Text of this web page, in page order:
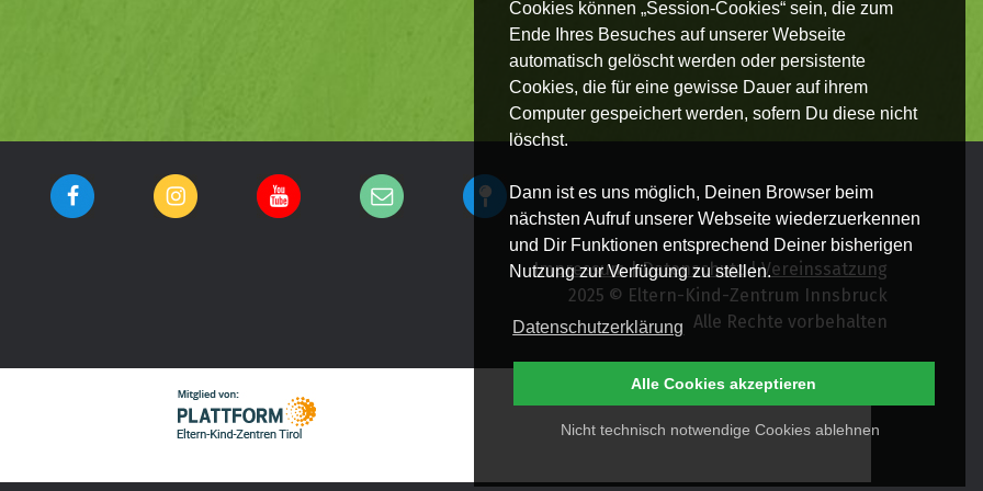
Cookies können „Session-Cookies“ sein, die zum
Ende Ihres Besuches auf unserer Webseite
automatisch gelöscht werden oder persistente
Cookies, die für eine gewisse Dauer auf ihrem
Computer gespeichert werden, sofern Du diese nicht
löschst.
Dann ist es uns möglich, Deinen Browser beim
nächsten Aufruf unserer Webseite wiederzuerkennen
und Dir Funktionen entsprechend Deiner bisherigen
Nutzung zur Verfügung zu stellen.
Datenschutzerklärung
Nicht technisch notwendige Cookies ablehnen
Alle Cookies akzeptieren
Impressum|Datenschutz|Vereinssatzung
2025 © Eltern-Kind-Zentrum Innsbruck
Alle Rechte vorbehalten